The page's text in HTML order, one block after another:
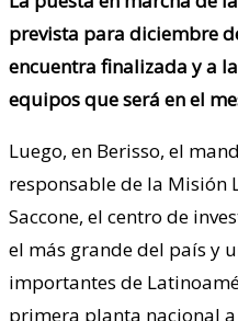
prevista para diciembre
encuentra finalizada y a
equipos que será en el
Luego, en Berisso, el
responsable de la Misión
Saccone, el centro de
el más grande del país y
importantes de
primera planta nacional